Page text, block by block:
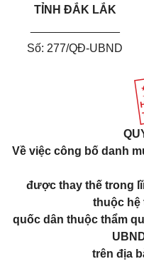
TỈNH ĐẮK LẮK
Số: 277/QĐ-UBND
Về việc công bố danh
được thay thế trong
thuộc hệ
quốc dân thuộc thẩm
trên địa